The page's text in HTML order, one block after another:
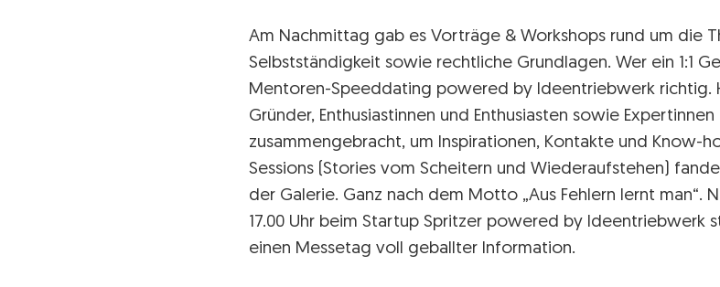
Am Nachmittag gab es Vorträge & Workshops rund um die
Selbstständigkeit sowie rechtliche Grundlagen. Wer ein 1:1
Mentoren-Speeddating powered by Ideentriebwerk richtig.
Gründer, Enthusiastinnen und Enthusiasten sowie
zusammengebracht, um Inspirationen, Kontakte und Know-
Sessions (Stories vom Scheitern und Wiederaufstehen)
der Galerie. Ganz nach dem Motto „Aus Fehlern lernt man“.
17.00 Uhr beim Startup Spritzer powered by Ideentriebwerk
einen Messetag voll geballter Information.